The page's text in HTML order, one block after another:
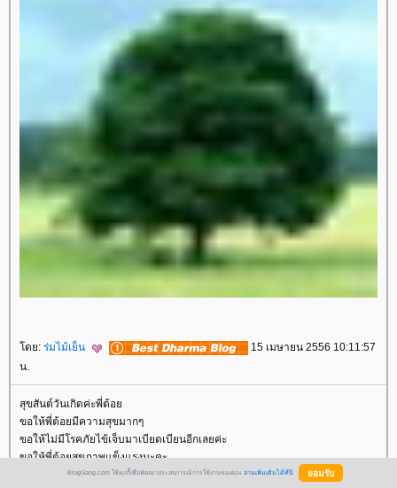
ดย: ร่มไม้เย็น
15 เมษายน 2556 10:11:57
น.
สุขสันต์วันเกิดค่ะพี่ต้อ
ขอให้พี่ต้อยมีความสุขมากๆ
ขอให้ไม่มีโรคภัยไข้เจ็บมาเบียดเบียนอีกเลยค่ะ
ขอให้พี่ต้อยสุขภาพแข็งแรงนะคะ
BlogGang.com ใช้คุกกี้เพื่อพัฒนาประสบการณ์การใช้งานของคุณ อ่านเพิ่มเติมได้ที่นี่